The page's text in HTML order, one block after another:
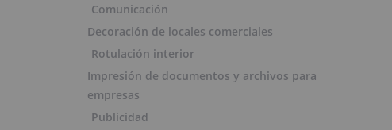
Comunicación
Decoración de locales comerciales
Rotulación interior
Impresión de documentos y archivos para
empresas
Publicidad